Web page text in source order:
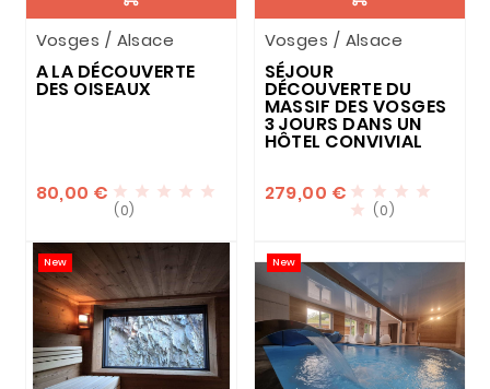
Vosges / Alsace
A LA DÉCOUVERTE
DES OISEAUX
80,00 €     
(0)
Vosges / Alsace
SÉJOUR
DÉCOUVERTE DU
MASSIF DES VOSGES
3 JOURS DANS UN
HÔTEL CONVIVIAL
279,00 €    
 (0)
New New